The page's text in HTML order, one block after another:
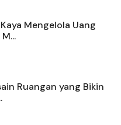
Mengelola Uang
Ruangan yang Bikin